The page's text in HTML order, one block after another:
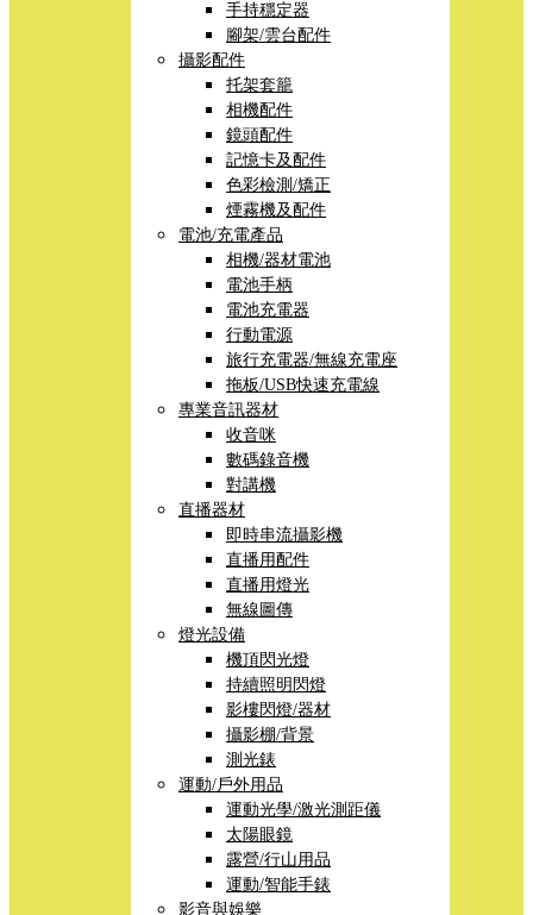
手持穩定器
腳架/雲台配件
攝影配件
托架套籠
相機配件
鏡頭配件
記憶卡及配件
色彩檢測/矯正
煙霧機及配件
電池/充電產品
相機/器材電池
電池手柄
電池充電器
行動電源
旅行充電器/無線充電座
拖板/USB快速充電線
專業音訊器材
收音咪
數碼錄音機
對講機
直播器材
即時串流攝影機
直播用配件
直播用燈光
無線圖傳
燈光設備
機頂閃光燈
持續照明閃燈
影樓閃燈/器材
攝影棚/背景
測光錶
運動/戶外用品
運動光學/激光測距儀
太陽眼鏡
露營/行山用品
運動/智能手錶
影音與娛樂